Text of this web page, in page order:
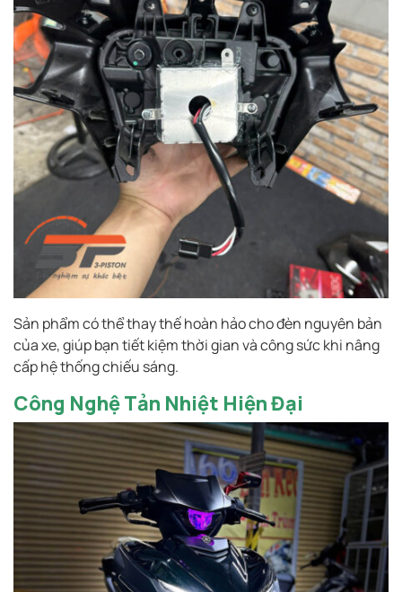
Sản phẩm có thể thay thế hoàn hảo cho đèn nguyên bản
của xe, giúp bạn tiết kiệm thời gian và công sức khi nâng
cấp hệ thống chiếu sáng.
Công Nghệ Tản Nhiệt Hiện Đại